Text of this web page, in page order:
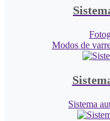
Modos de
Sistema